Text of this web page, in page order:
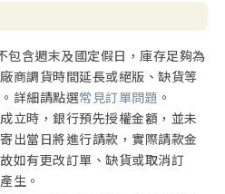
包含週末及國定假日，庫存足夠為
商調貨時間延長或絕版、缺貨等
詳細請點選常見訂單問題 。
立時，銀行預先授權金額，並未
出當日將進行請款，實際請款金
如有更改訂單、缺貨或取消訂
生。